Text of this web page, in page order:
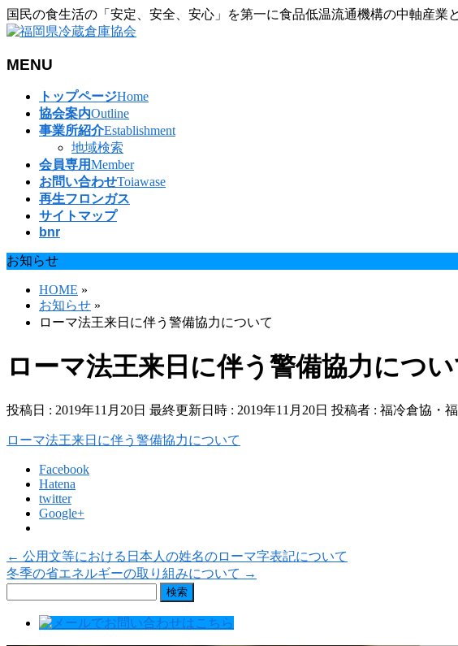
国民の食生活の「安定、安全、安心」を第一に食品低温流通機構の中軸産
MENU
トップページHome
協会案内Outline
事業所紹介Establishment
地域検索
会員専用Member
お問い合わせToiawase
再生フロンガス
サイトマップ
bnr
お知らせ
HOME »
お知らせ »
ローマ法王来日に伴う警備協力について
ローマ法王来日に伴う警備協力につ
投稿日 : 2019年11月20日 最終更新日時 : 2019年11月20日 投稿者 : 福冷倉協・
ローマ法王来日に伴う警備協力について
Facebook
Hatena
twitter
Google+
← 公用文等における日本人の姓名のローマ字表記について
冬季の省エネルギーの取り組みについて →